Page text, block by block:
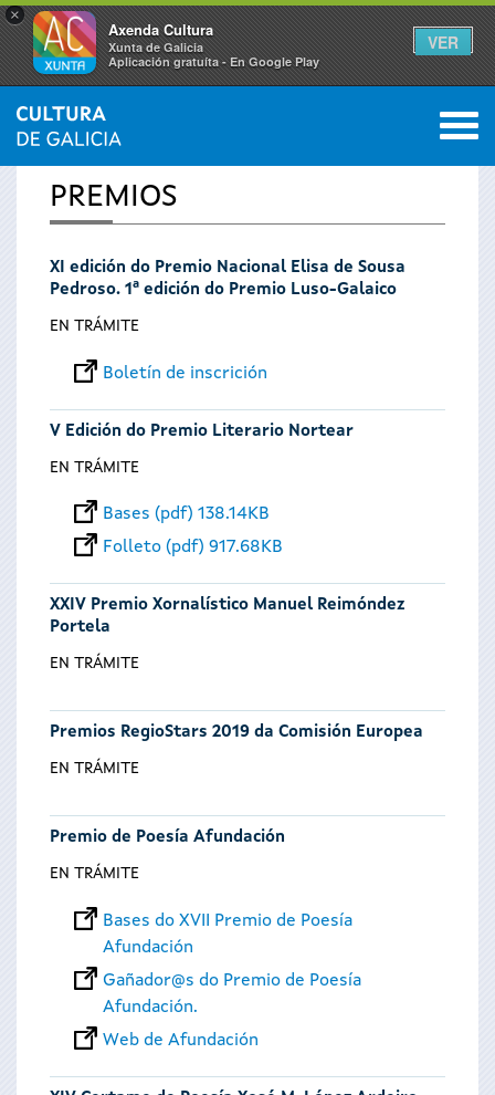
×
Axenda Cultura
Xunta de Galicia
Aplicación gratuíta - En Google Play
VER
Vostede
está
aquí
INICIO 0
PREMIOS
XI edición do Premio Nacional Elisa de Sousa
Pedroso. 1ª edición do Premio Luso-Galaico
EN TRÁMITE
Boletín de inscrición
V Edición do Premio Literario Nortear
EN TRÁMITE
Bases (pdf) 138.14KB
Folleto (pdf) 917.68KB
XXIV Premio Xornalístico Manuel Reimóndez
Portela
EN TRÁMITE
Premios RegioStars 2019 da Comisión Europea
EN TRÁMITE
Premio de Poesía Afundación
EN TRÁMITE
Bases do XVII Premio de Poesía
Afundación
Gañador@s do Premio de Poesía
Afundación.
Web de Afundación